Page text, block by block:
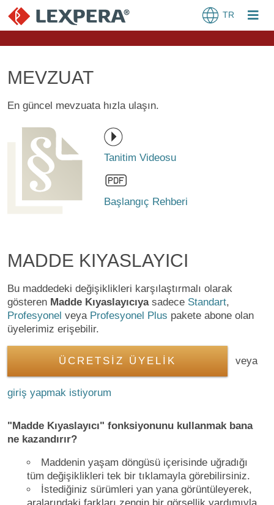
TR
MEVZUAT
En güncel mevzuata hızla ulaşın.
Tanitim Videosu
Başlangıç Rehberi
MADDE KIYASLAYICI
Bu maddedeki değişiklikleri karşılaştırmalı olarak
gösteren Madde Kıyaslayıcıyasadece Standart,
Profesyonel veya Profesyonel Plus pakete abone olan
üyelerimiz erişebilir.
ÜCRETSİZ ÜYELİK veya
giriş yapmak istiyorum
"Madde Kıyaslayıcı" fonksiyonunu kullanmak bana
ne kazandırır?
Maddenin yaşam döngüsü içerisinde uğradığı
tüm değişiklikleri tek bir tıklamayla görebilirsiniz.
İstediğiniz sürümleri yan yana görüntüleyerek,